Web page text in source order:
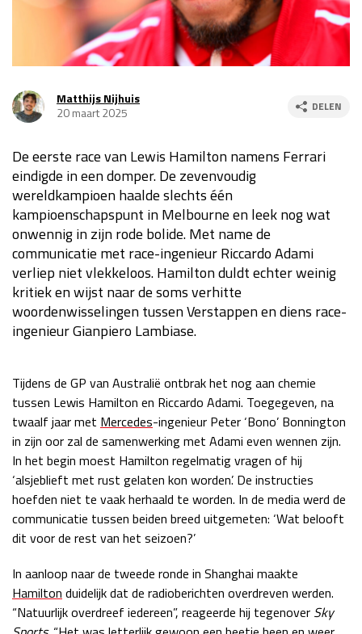
za 13:00 - 15:00
Kwalificatie
za 23:00 - 00:00
Race
zo 21:00 - 23:00
GP MEXICO 2026 30 okt - 01 nov
Race
zo 21:00 - 23:00
Kwalificatie
za 19:00 - 20:00
Race
zo 18:00 - 20:00
LAS VEGAS GRAND PRIX 2026
Kwalificatie
za 05:00 - 06:00
Race
zo 05:00 - 07:00
GP QATAR 2026
Kwalificatie
za 19:00 - 20:00
GP ABU DHABI 2026
Kwalificatie
za 15:00 - 16:00
Race
zo 14:00 - 16:00
Matthijs Nijhuis
20 maart 2025
DELEN
De eerste race van Lewis Hamilton namens Ferrari
eindigde in een domper. De zevenvoudig
wereldkampioen haalde slechts één
kampioenschapspunt in Melbourne en leek nog wat
onwennig in zijn rode bolide. Met name de
communicatie met race-ingenieur Riccardo Adami
verliep niet vlekkeloos. Hamilton duldt echter weinig
kritiek en wijst naar de soms verhitte
woordenwisselingen tussen Verstappen en diens race-
ingenieur Gianpiero Lambiase.
Tijdens de GP van Australië ontbrak het nog aan chemie
tussen Lewis Hamilton en Riccardo Adami. Toegegeven, na
twaalf jaar met Mercedes-ingenieur Peter ‘Bono’ Bonnington
in zijn oor zal de samenwerking met Adami even wennen zijn.
In het begin moest Hamilton regelmatig vragen of hij
‘alsjeblieft met rust gelaten kon worden’. De instructies
hoefden niet te vaak herhaald te worden. In de media werd de
communicatie tussen beiden breed uitgemeten: ‘Wat belooft
dit voor de rest van het seizoen?’
In aanloop naar de tweede ronde in Shanghai maakte
Hamilton duidelijk dat de radioberichten overdreven werden.
“Natuurlijk overdreef iedereen”, reageerde hij tegenover Sky